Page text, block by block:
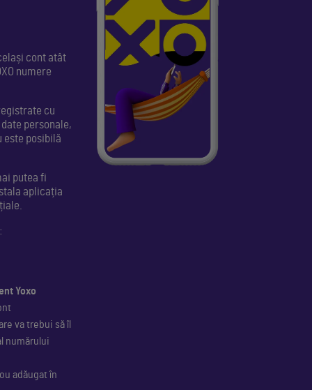
cont atât
numere
cu
personale,
este posibilă
putea fi
aplicația
Yoxo
va trebui să îl
numărului
adăugat în